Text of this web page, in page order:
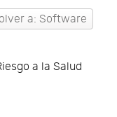
a: Software
a la Salud